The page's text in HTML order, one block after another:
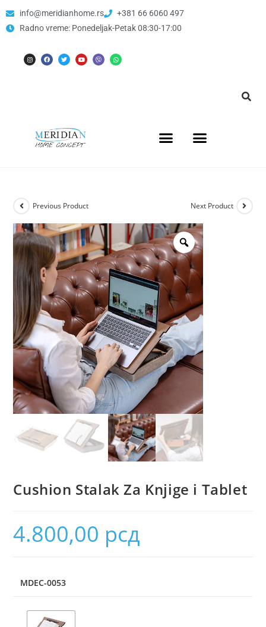
info@meridianhome.rs
+381 66 6060 497
Radno vreme: Ponedeljak-Petak 08:30-17:00
Previous Product Next Product
Cushion Stalak Za Knjige i Tablet
4.800,00 рсд
MDEC-0053